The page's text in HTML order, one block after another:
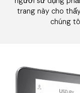
trang này cho
chúng